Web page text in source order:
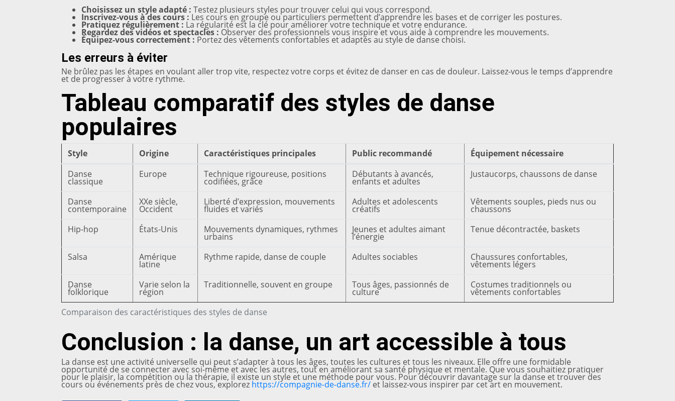
Choisissez un style adapté : Testez plusieurs styles pour trouver celui qui vous correspond.
Inscrivez-vous à des cours : Les cours en groupe ou particuliers permettent d’apprendre les bases et de corriger les postures.
Pratiquez régulièrement : La régularité est la clé pour améliorer votre technique et votre endurance.
Regardez des vidéos et spectacles : Observer des professionnels vous inspire et vous aide à comprendre les mouvements.
Équipez-vous correctement : Portez des vêtements confortables et adaptés au style de danse choisi.
Les erreurs à éviter
Ne brûlez pas les étapes en voulant aller trop vite, respectez votre corps et évitez de danser en cas de douleur. Laissez-vous le temps d’apprendre
et de progresser à votre rythme.
Tableau comparatif des styles de danse
populaires
Comparaison des caractéristiques des styles de danse
Style Origine Caractéristiques principales Public recommandé
Équipement nécessaire
Danse
classique
Europe Technique rigoureuse, positions
codifiées, grâce
Débutants à avancés,
enfants et adultes
Justaucorps, chaussons de danse
Danse
contemporaine
XXe siècle,
Occident
Liberté d’expression, mouvements
fluides et variés
Adultes et adolescents
créatifs
Vêtements souples, pieds nus ou
chaussons
Hip-hop
États-Unis Mouvements dynamiques, rythmes
urbains
Jeunes et adultes aimant
l’énergie
Tenue décontractée, baskets
Salsa Amérique
latine
Rythme rapide, danse de couple Adultes sociables Chaussures confortables,
vêtements légers
Danse
folklorique
Varie selon la
région
Traditionnelle, souvent en groupe Tous âges, passionnés de
culture
Costumes traditionnels ou
vêtements confortables
Conclusion : la danse, un art accessible à tous
La danse est une activité universelle qui peut s’adapter à tous les âges, toutes les cultures et tous les niveaux. Elle offre une formidable
opportunité de se connecter avec soi-même et avec les autres, tout en améliorant sa santé physique et mentale. Que vous souhaitiez pratiquer
pour le plaisir, la compétition ou la thérapie, il existe un style et une méthode pour vous. Pour découvrir davantage sur la danse et trouver des
cours ou événements près de chez vous, explorez https://compagnie-de-danse.fr/ et laissez-vous inspirer par cet art en mouvement.